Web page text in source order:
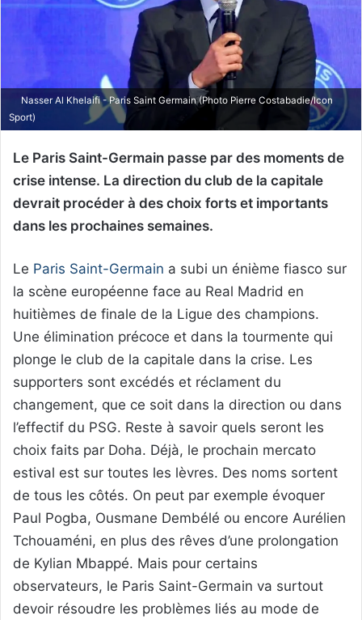
Nasser Al Khelaifi - Paris Saint Germain (Photo Pierre Costabadie/Icon
Sport)
Le Paris Saint-Germain passe par des moments de
crise intense. La direction du club de la capitale
devrait procéder à des choix forts et importants
dans les prochaines semaines.
Le Paris Saint-Germain a subi un énième fiasco sur
la scène européenne face au Real Madrid en
huitièmes de finale de la Ligue des champions.
Une élimination précoce et dans la tourmente qui
plonge le club de la capitale dans la crise. Les
supporters sont excédés et réclament du
changement, que ce soit dans la direction ou dans
l’effectif du PSG. Reste à savoir quels seront les
choix faits par Doha. Déjà, le prochain mercato
estival est sur toutes les lèvres. Des noms sortent
de tous les côtés. On peut par exemple évoquer
Paul Pogba, Ousmane Dembélé ou encore Aurélien
Tchouaméni, en plus des rêves d’une prolongation
de Kylian Mbappé. Mais pour certains
observateurs, le Paris Saint-Germain va surtout
devoir résoudre les problèmes liés au mode de